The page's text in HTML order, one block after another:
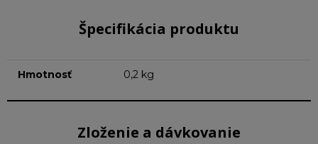
Špecifikácia produktu
Hmotnosť 0,2 kg
Zloženie a dávkovanie